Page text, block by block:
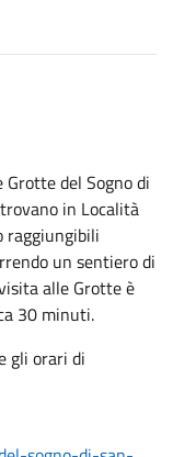
del Sogno di
in Località
raggiungibili
un sentiero di
alle Grotte è
30 minuti.
gli orari di